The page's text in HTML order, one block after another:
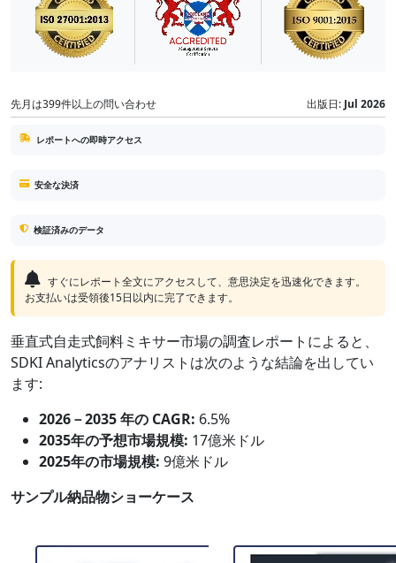
先月は399件以上の問い合わせ 出版日: Jul 2026
レポートへの即時アクセス
安全な決済
検証済みのデータ
すぐにレポート全文にアクセスして、意思決定を迅速化できます。
お支払いは受領後15日以内に完了できます。
垂直式自走式飼料ミキサー市場の調査レポートによると、
SDKI Analyticsのアナリストは次のような結論を出してい
ます:
2026－2035 年の CAGR: 6.5%
2035年の予想市場規模: 17億米ドル
2025年の市場規模: 9億米ドル
サンプル納品物ショーケース